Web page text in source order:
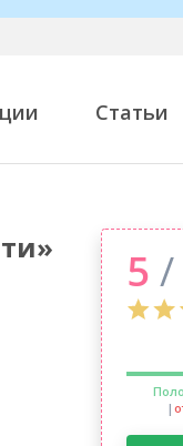
Статьи
5 /
|